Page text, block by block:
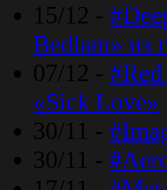
15/12 -
Bedlam» из
07/12 -
«Sick Love»
30/11 -
30/11 -